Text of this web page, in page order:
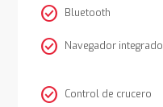
check_circle Bluetooth
check_circle Navegador integrado
check_circle Control de crucero